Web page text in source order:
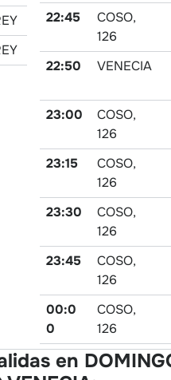
22:45
COSO,
126
22:50
VENECIA
23:00
COSO,
126
23:15
COSO,
126
23:30
COSO,
126
23:45
COSO,
126
00:0
0
COSO,
126
en